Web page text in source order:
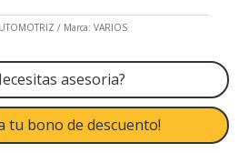
Marca: VARIOS
asesoria?
tu bono de descuento!